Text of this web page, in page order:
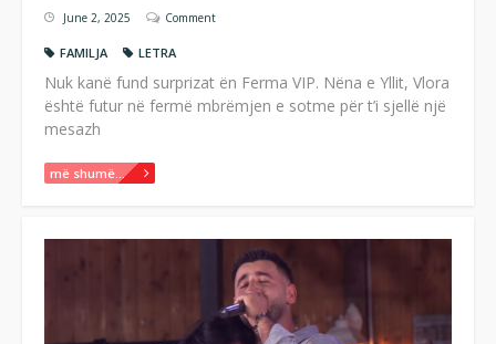
June 2, 2025 Comment
FAMILJA LETRA
Nuk kanë fund surprizat ën Ferma VIP. Nëna e Yllit, Vlora
është futur në fermë mbrëmjen e sotme për t’i sjellë një
mesazh
më shumë...